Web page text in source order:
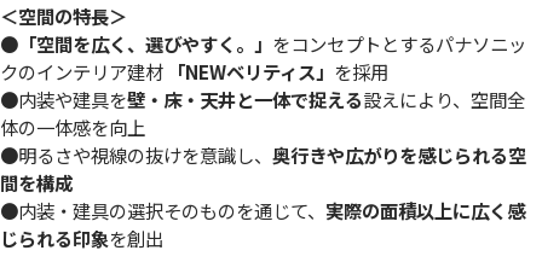
＜空間の特長＞
● 「空間を広く、選びやすく。」 をコンセプトとするパナソニッ
クのインテリア建材 「NEWベリティス」 を採用
●内装や建具を壁・床・天井と一体で捉える設えにより、空間全
体の一体感を向上
●明るさや視線の抜けを意識し、 奥行きや広がりを感じられる空
間を構成
●内装・建具の選択そのものを通じて、 実際の面積以上に広く感
じられる印象を創出